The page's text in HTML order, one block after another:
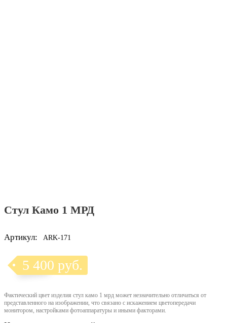
Стул Камо 1 МРД
Артикул: ARK-171
5 400 руб.
Фактический цвет изделия стул камо 1 мрд может незначительно отличаться от
представленного на изображении, что связано с искажением цветопередачи
монитором, настройками фотоаппаратуры и иными факторами.